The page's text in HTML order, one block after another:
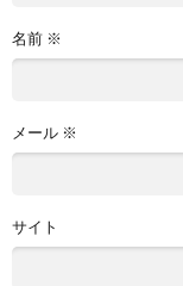
名前 ※
メール ※
サイト